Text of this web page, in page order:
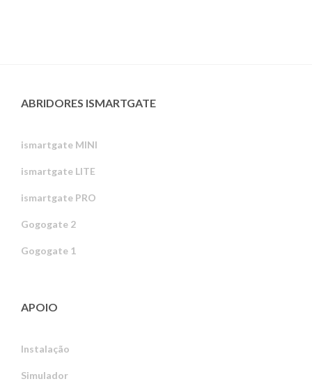
ABRIDORES ISMARTGATE
ismartgate MINI
ismartgate LITE
ismartgate PRO
Gogogate 2
Gogogate 1
APOIO
Instalação
Simulador